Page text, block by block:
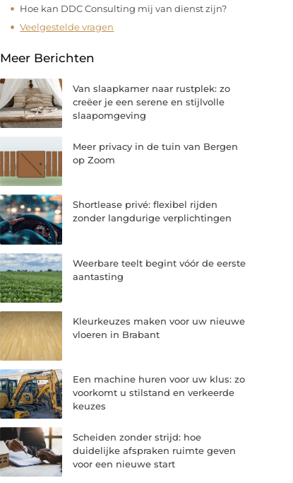
Hoe kan DDC Consulting mij van dienst zijn?
Veelgestelde vragen
Meer Berichten
Van slaapkamer naar rustplek: zo
creëer je een serene en stijlvolle
slaapomgeving
Meer privacy in de tuin van Bergen
op Zoom
Shortlease privé: flexibel rijden
zonder langdurige verplichtingen
Weerbare teelt begint vóór de eerste
aantasting
Kleurkeuzes maken voor uw nieuwe
vloeren in Brabant
Een machine huren voor uw klus: zo
voorkomt u stilstand en verkeerde
keuzes
Scheiden zonder strijd: hoe
duidelijke afspraken ruimte geven
voor een nieuwe start